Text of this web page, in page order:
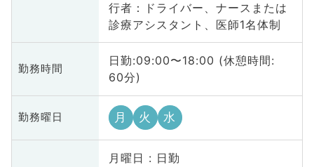
行者：ドライバー、ナースまたは
診療アシスタント、医師1名体制
勤務時間
日勤:09:00〜18:00 (休憩時間:
60分)
勤務曜日 月 火 水
月曜日 : 日勤